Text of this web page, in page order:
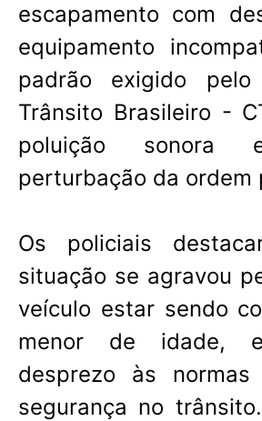
escapamento com
equipamento
padrão exigido
Trânsito Brasileiro -
poluição sonora
perturbação da ordem
Os policiais
situação se agravou
veículo estar sendo
menor de idade,
desprezo às
segurança no